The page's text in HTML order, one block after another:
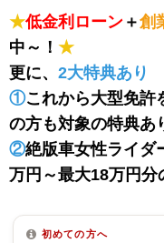
★低金利ローン ＋創
中～！ ★
更に、 2大特典あり
①これから大型免許
の方も対象の特典あ
②絶版車女性ライダ
万円～最大18万円分
初めての方へ